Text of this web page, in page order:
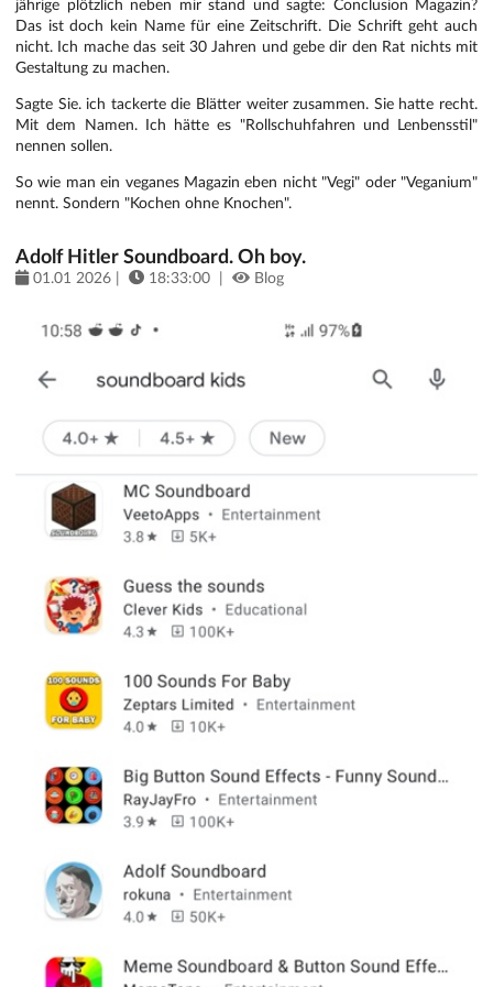
jährige plötzlich neben mir stand und sagte: Conclusion Magazin?
Das ist doch kein Name für eine Zeitschrift. Die Schrift geht auch
nicht. Ich mache das seit 30 Jahren und gebe dir den Rat nichts mit
Gestaltung zu machen.
Sagte Sie. ich tackerte die Blätter weiter zusammen. Sie hatte recht.
Mit dem Namen. Ich hätte es "Rollschuhfahren und Lenbensstil"
nennen sollen.
So wie man ein veganes Magazin eben nicht "Vegi" oder "Veganium"
nennt. Sondern "Kochen ohne Knochen".
Adolf Hitler Soundboard. Oh boy.
01.01 2026 | 18:33:00 | Blog